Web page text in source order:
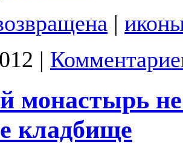
|
|
монастырь
кладбище